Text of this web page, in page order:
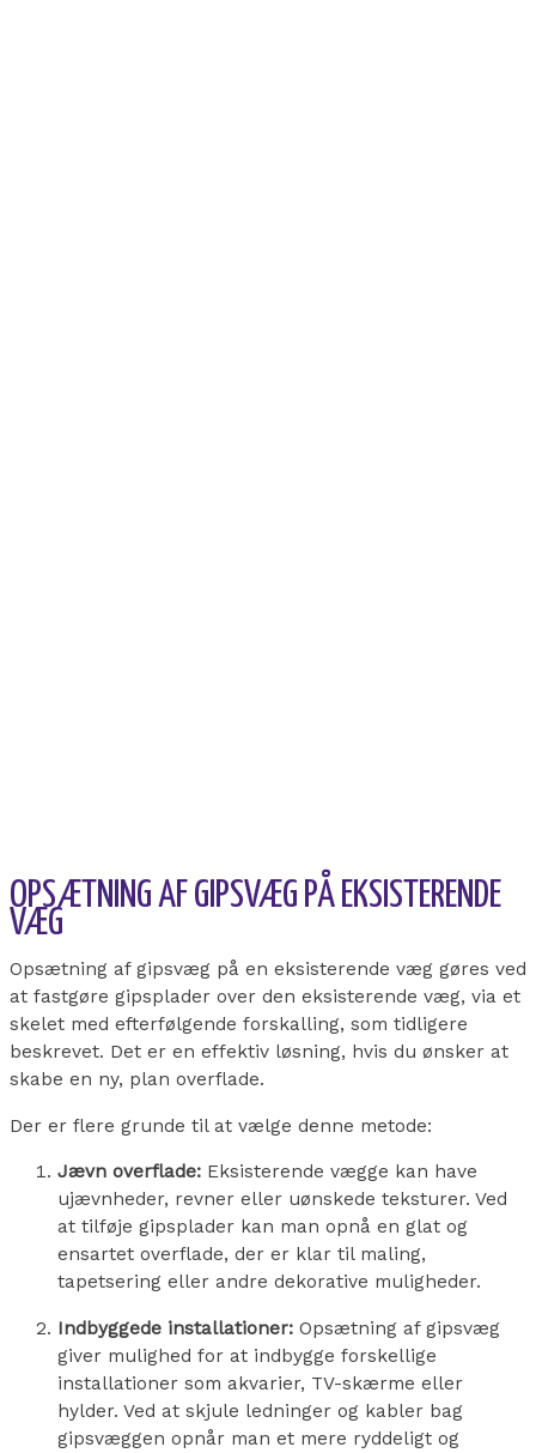
OPSÆTNING AF GIPSVÆG PÅ EKSISTERENDE
VÆG
Opsætning af gipsvæg på en eksisterende væg gøres ved
at fastgøre gipsplader over den eksisterende væg, via et
skelet med efterfølgende forskalling, som tidligere
beskrevet. Det er en effektiv løsning, hvis du ønsker at
skabe en ny, plan overflade.
Der er flere grunde til at vælge denne metode:
Jævn overflade: Eksisterende vægge kan have
ujævnheder, revner eller uønskede teksturer. Ved
at tilføje gipsplader kan man opnå en glat og
ensartet overflade, der er klar til maling,
tapetsering eller andre dekorative muligheder.
Indbyggede installationer: Opsætning af gipsvæg
giver mulighed for at indbygge forskellige
installationer som akvarier, TV-skærme eller
hylder. Ved at skjule ledninger og kabler bag
gipsvæggen opnår man et mere ryddeligt og